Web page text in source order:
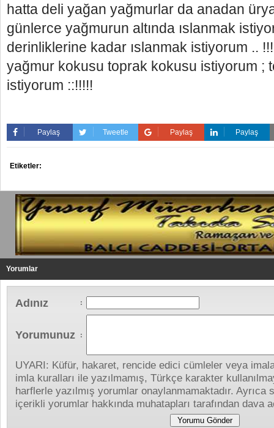
hatta deli yağan yağmurlar da anadan
günlerce yağmurun altında ıslanmak
derinliklerine kadar ıslanmak istiyorum ..
yağmur kokusu toprak kokusu istiyorum ;
istiyorum ::!!!!!
Paylaş Tweetle Paylaş Paylaş
Etiketler:
Yorumlar
Adınız :
Yorumunuz :
UYARI: Küfür, hakaret, rencide edici cümleler veya
imla kuralları ile yazılmamış, Türkçe karakter
harflerle yazılmış yorumlar onaylanmamaktadır.
içerikli yorumlar hakkında muhatapları tarafından dava